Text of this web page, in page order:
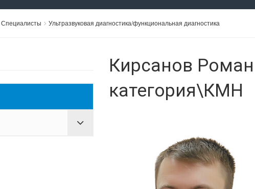
Специалисты Ультразвуковая диагностика/функциональная диагностика
Кирсанов
категория\КМН